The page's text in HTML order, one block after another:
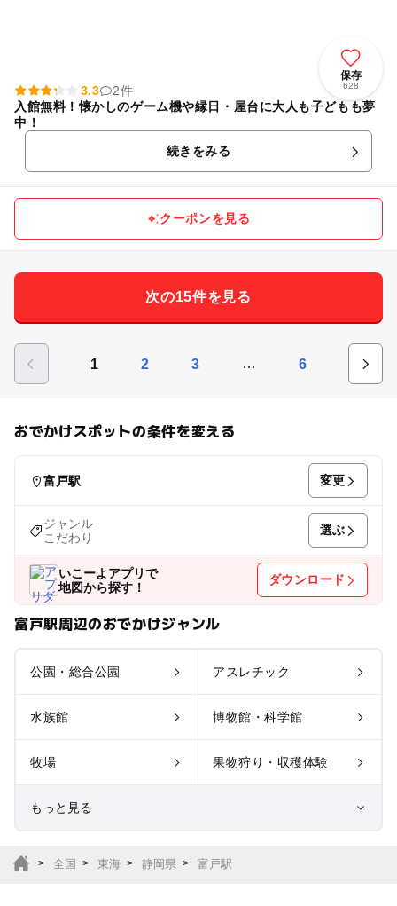
保存
628
3.3
2件
入館無料！懐かしのゲーム機や縁日・屋台に大人も子どもも夢
中！
続きをみる
クーポンを見る
次の15件を見る
1 2 3 … 6
おでかけスポットの条件を変える
富戸駅 変更
ジャンル
こだわり
選ぶ
いこーよアプリで
地図から探す！
ダウンロード
富戸駅周辺のおでかけジャンル
公園・総合公園 アスレチック
水族館 博物館・科学館
牧場 果物狩り・収穫体験
もっと見る
全国 東海 静岡県 富戸駅